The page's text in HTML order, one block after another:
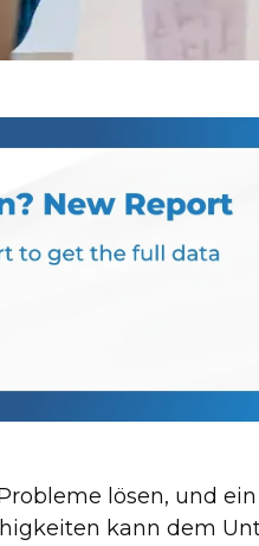
lösen, und
kann dem